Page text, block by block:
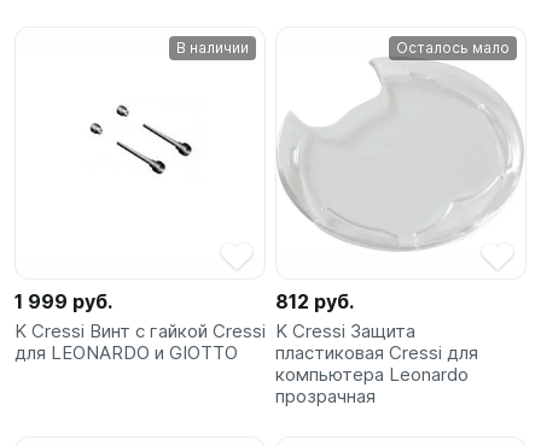
В наличии
1 999 руб.
K Cressi Винт с гайкой Cressi
для LEONARDO и GIOTTO
Осталось мало
812 руб.
K Cressi Защита
пластиковая Cressi для
компьютера Leonardo
прозрачная